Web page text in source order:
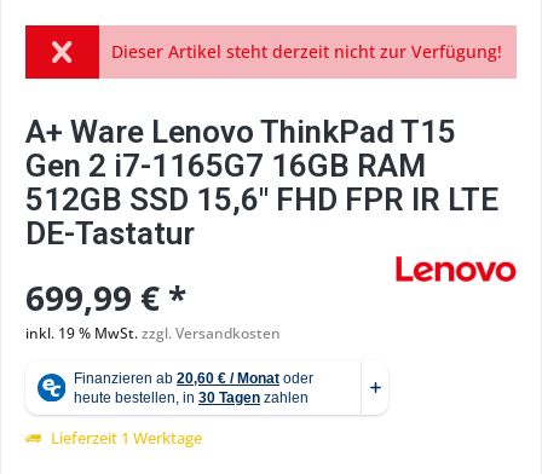
Dieser Artikel steht derzeit nicht zur Verfügung!
A+ Ware Lenovo ThinkPad T15
Gen 2 i7-1165G7 16GB RAM
512GB SSD 15,6" FHD FPR IR LTE
DE-Tastatur
699,99 € *
inkl. 19 % MwSt.zzgl. Versandkosten
Lieferzeit 1 Werktage